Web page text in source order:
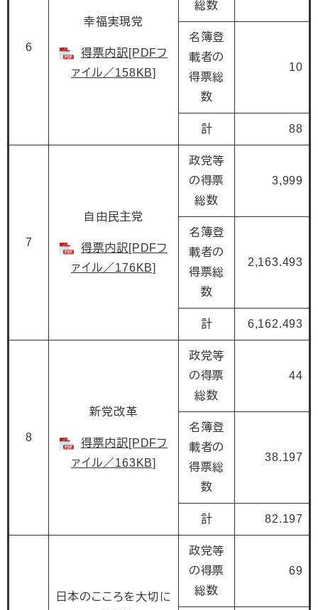
6
幸福実現党
得票内訳[PDFフ
ァイル／158KB]
総数
名簿登
載者の
得票総
数
10
計 88
7
自由民主党
得票内訳[PDFフ
ァイル／176KB]
政党等
の得票
総数
3,999
名簿登
載者の
得票総
数
2,163.493
計 6,162.493
8
新党改革
得票内訳[PDFフ
ァイル／163KB]
政党等
の得票
総数
44
名簿登
載者の
得票総
数
38.197
計 82.197
日本のこころを大切に
政党等
の得票
総数
69